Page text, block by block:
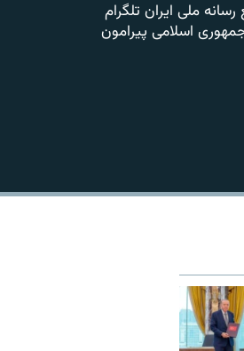
ملی ایران تلگرام
اسلامی پیرامون